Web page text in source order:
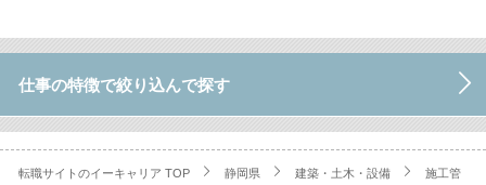
仕事の特徴で絞り込んで探す
転職サイトのイーキャリア TOP 静岡県 建築・土木・設備
施工管